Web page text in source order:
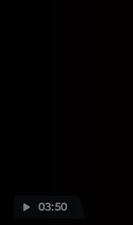
03:50